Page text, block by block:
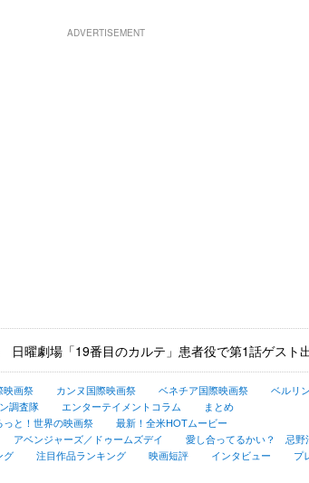
ADVERTISEMENT
曜劇場「19番目のカルテ」患者役で第1話ゲスト
映画祭 カンヌ国際映画祭 ベネチア国際映画祭 ベルリ
調査隊 エンターテイメントコラム
まとめ
っと！世界の映画祭
最新！全米HOTムービー
アベンジャーズ／ドゥームズデイ
愛し合ってるかい？ 忌野
グ 注目作品ランキング 映画短評 インタビュー
プ